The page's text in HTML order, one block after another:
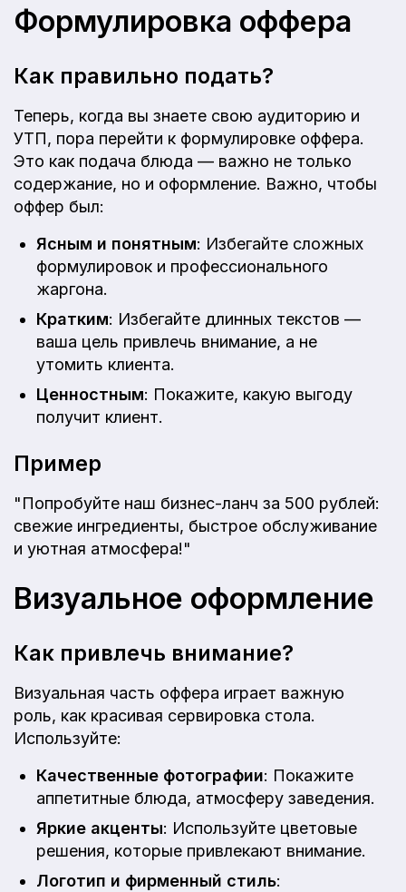
Формулировка оффера
Как правильно подать?
Теперь, когда вы знаете свою аудиторию и
УТП, пора перейти к формулировке оффера.
Это как подача блюда — важно не только
содержание, но и оформление. Важно, чтобы
оффер был:
Ясным и понятным: Избегайте сложных
формулировок и профессионального
жаргона.
Кратким: Избегайте длинных текстов —
ваша цель привлечь внимание, а не
утомить клиента.
Ценностным: Покажите, какую выгоду
получит клиент.
Пример
"Попробуйте наш бизнес-ланч за 500 рублей:
свежие ингредиенты, быстрое обслуживание
и уютная атмосфера!"
Визуальное оформление
Как привлечь внимание?
Визуальная часть оффера играет важную
роль, как красивая сервировка стола.
Используйте:
Качественные фотографии: Покажите
аппетитные блюда, атмосферу заведения.
Яркие акценты: Используйте цветовые
решения, которые привлекают внимание.
Логотип и фирменный стиль: